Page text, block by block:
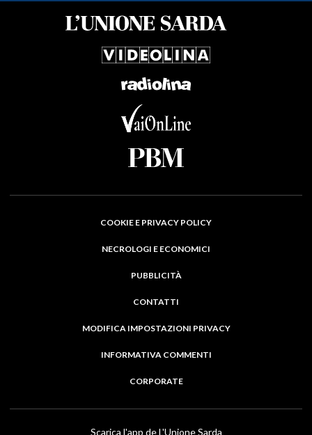
COOKIE E PRIVACY POLICY
NECROLOGI E ECONOMICI
PUBBLICITÀ
CONTATTI
MODIFICA IMPOSTAZIONI PRIVACY
INFORMATIVA COMMENTI
CORPORATE
Scarica l'app de L'Unione Sarda